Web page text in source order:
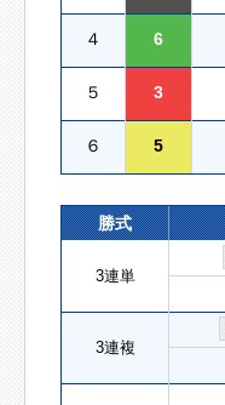
４ 6
５ 3
６ 5
勝式
3連単
3連複